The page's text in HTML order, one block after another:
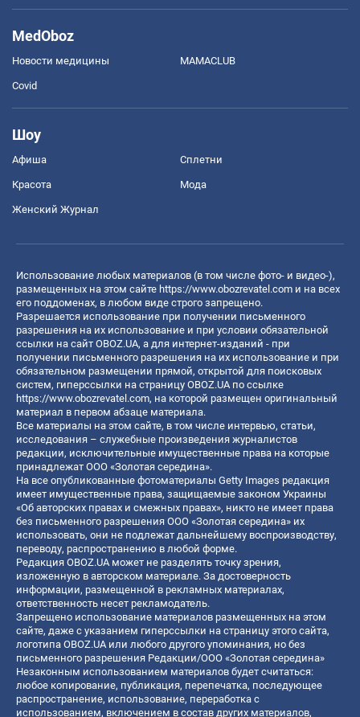
MedOboz
Новости медицины MAMACLUB
Covid
Шоу
Афиша Сплетни
Красота Мода
Женский Журнал
Использование любых материалов (в том числе фото- и видео-),
размещенных на этом сайте https://www.obozrevatel.com и на всех
его поддоменах, в любом виде строго запрещено.
Разрешается использование при получении письменного
разрешения на их использование и при условии обязательной
ссылки на сайт OBOZ.UA, а для интернет-изданий - при
получении письменного разрешения на их использование и при
обязательном размещении прямой, открытой для поисковых
систем, гиперссылки на страницу OBOZ.UA по ссылке
https://www.obozrevatel.com, на которой размещен оригинальный
материал в первом абзаце материала.
Все материалы на этом сайте, в том числе интервью, статьи,
исследования – служебные произведения журналистов
редакции, исключительные имущественные права на которые
принадлежат ООО «Золотая середина».
На все опубликованные фотоматериалы Getty Images редакция
имеет имущественные права, защищаемые законом Украины
«Об авторских правах и смежных правах», никто не имеет права
без письменного разрешения ООО «Золотая середина» их
использовать, они не подлежат дальнейшему воспроизводству,
переводу, распространению в любой форме.
Редакция OBOZ.UA может не разделять точку зрения,
изложенную в авторском материале. За достоверность
информации, размещенной в рекламных материалах,
ответственность несет рекламодатель.
Запрещено использование материалов размещенных на этом
сайте, даже с указанием гиперссылки на страницу этого сайта,
логотипа OBOZ.UA или любого другого упоминания, но без
письменного разрешения Редакции/ООО «Золотая середина»
Незаконным использованием материалов будет считаться:
любое копирование, публикация, перепечатка, последующее
распространение, использование, переработка с
использованием, включением в состав других материалов,